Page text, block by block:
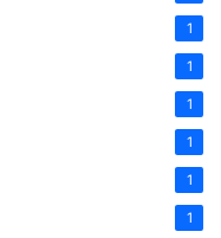
1
1
1
1
1
1